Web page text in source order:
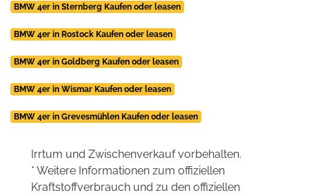
BMW 4er in Sternberg Kaufen oder leasen
BMW 4er in Rostock Kaufen oder leasen
BMW 4er in Goldberg Kaufen oder leasen
BMW 4er in Wismar Kaufen oder leasen
BMW 4er in Grevesmühlen Kaufen oder leasen
Irrtum und Zwischenverkauf vorbehalten.
* Weitere Informationen zum offiziellen
Kraftstoffverbrauch und zu den offiziellen